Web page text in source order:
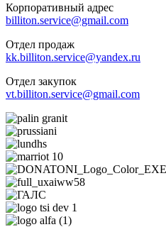
Корпоративный адрес
billiton.service@gmail.com
Отдел продаж
kk.billiton.service@yandex.ru
Отдел закупок
vt.billiton.service@gmail.com